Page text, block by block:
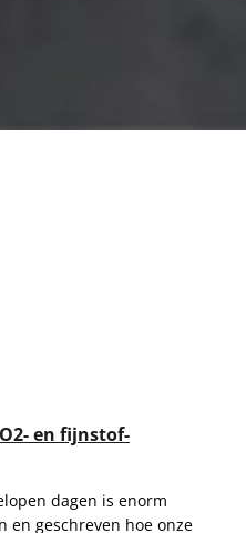
en fijnstof-
dagen is enorm
en geschreven hoe onze